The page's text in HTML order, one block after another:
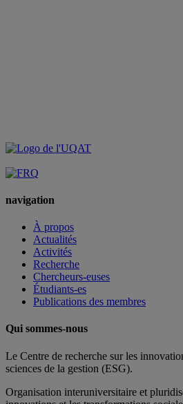
navigation
À propos
Actualités
Activités
Recherche
Chercheurs-euses
Étudiants-es
Publications des membres
Qui sommes-nous
Le Centre de recherche sur les
sciences de la gestion (ESG).
Organisation interuniversitaire et